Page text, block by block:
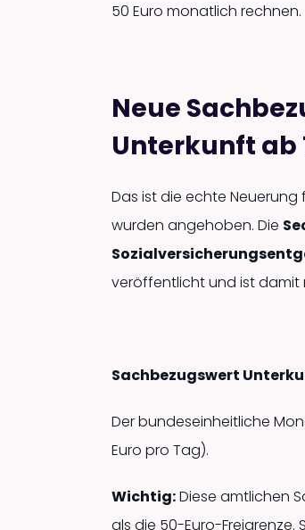
50 Euro monatlich rechnen.
Neue
Unterkunft ab
Das ist die echte
wurden angehoben. Die
veröffentlicht und ist damit
Sachbezugswert
Der bundeseinheitliche
Euro pro Tag).
Wichtig:Diese amtlichen
als die 50-Euro-